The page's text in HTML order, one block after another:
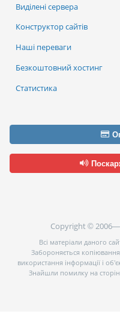
Виділені сервера
Конструктор сайтів
Наші переваги
Безкоштовний хостинг
Статистика
Copyright ©
Всі матеріали даного
Забороняється
використання інформації і
Знайшли помилку на